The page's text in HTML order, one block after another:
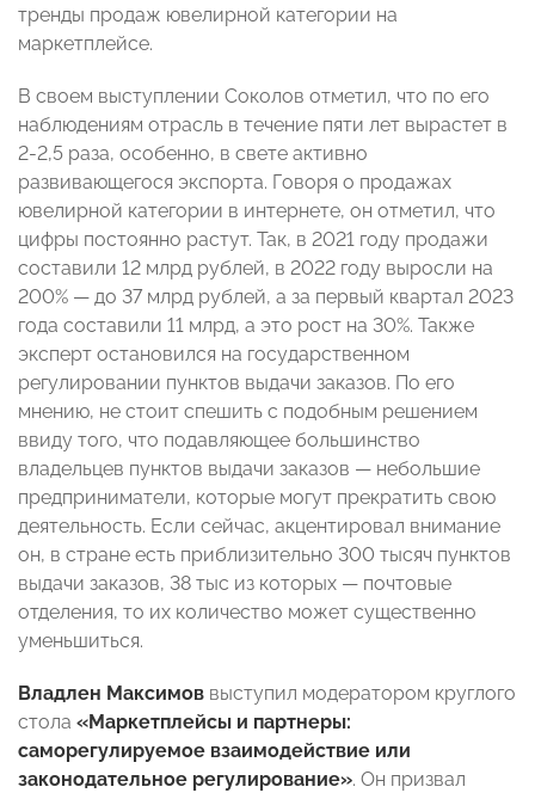
тренды продаж ювелирной категории на
маркетплейсе.
В своем выступлении Соколов отметил, что по его
наблюдениям отрасль в течение пяти лет вырастет в
2-2,5 раза, особенно, в свете активно
развивающегося экспорта. Говоря о продажах
ювелирной категории в интернете, он отметил, что
цифры постоянно растут. Так, в 2021 году продажи
составили 12 млрд рублей, в 2022 году выросли на
200% — до 37 млрд рублей, а за первый квартал 2023
года составили 11 млрд, а это рост на 30%. Также
эксперт остановился на государственном
регулировании пунктов выдачи заказов. По его
мнению, не стоит спешить с подобным решением
ввиду того, что подавляющее большинство
владельцев пунктов выдачи заказов — небольшие
предприниматели, которые могут прекратить свою
деятельность. Если сейчас, акцентировал внимание
он, в стране есть приблизительно 300 тысяч пунктов
выдачи заказов, 38 тыс из которых — почтовые
отделения, то их количество может существенно
уменьшиться.
Владлен Максимов выступил модератором круглого
стола «Маркетплейсы и партнеры:
саморегулируемое взаимодействие или
законодательное регулирование». Он призвал